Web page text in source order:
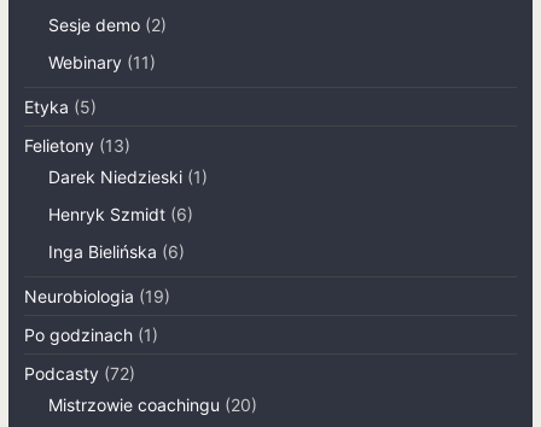
Sesje demo(2)
Webinary(11)
Etyka (5)
Felietony(13)
Darek Niedzieski(1)
Henryk Szmidt(6)
Inga Bielińska (6)
Neurobiologia (19)
Po godzinach(1)
Podcasty(72)
Mistrzowie coachingu (20)